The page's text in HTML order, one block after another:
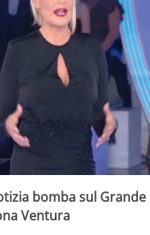
bomba sul
Ventura